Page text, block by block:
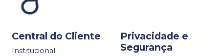
Central do Cliente
Institucional
Privacidade e
Segurança